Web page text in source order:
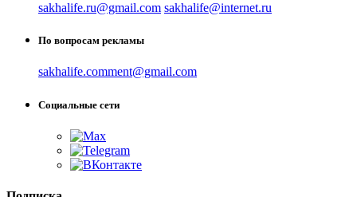
sakhalife.ru@gmail.com sakhalife@internet.ru
По вопросам рекламы
sakhalife.comment@gmail.com
Социальные сети